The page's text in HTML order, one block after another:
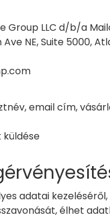
Group LLC d/b/a
NE, Suite 5000,
email cím,
adatai
élhet